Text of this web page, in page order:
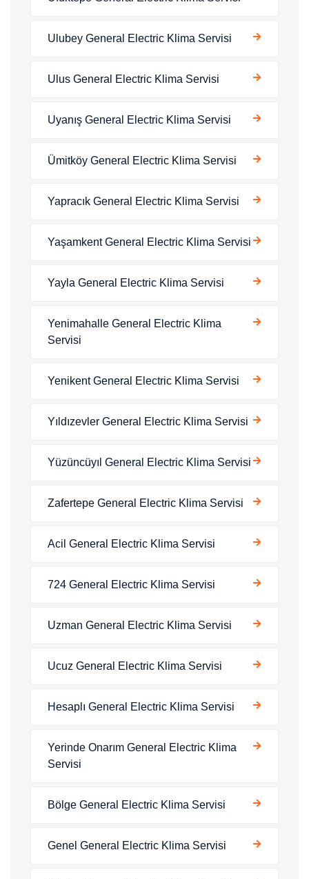
Ulubey General Electric Klima Servisi
Ulus General Electric Klima Servisi
Uyanış General Electric Klima Servisi
Ümitköy General Electric Klima Servisi
Yapracık General Electric Klima Servisi
Yaşamkent General Electric Klima Servisi
Yayla General Electric Klima Servisi
Yenimahalle General Electric Klima
Servisi
Yenikent General Electric Klima Servisi
Yıldızevler General Electric Klima Servisi
Yüzüncüyıl General Electric Klima Servisi
Zafertepe General Electric Klima Servisi
Acil General Electric Klima Servisi
724 General Electric Klima Servisi
Uzman General Electric Klima Servisi
Ucuz General Electric Klima Servisi
Hesaplı General Electric Klima Servisi
Yerinde Onarım General Electric Klima
Servisi
Bölge General Electric Klima Servisi
Genel General Electric Klima Servisi